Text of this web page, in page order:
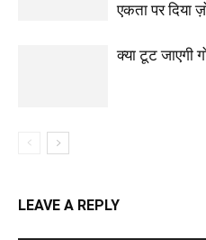
एकता पर दिया
क्या टूट जाएगी
LEAVE A REPLY